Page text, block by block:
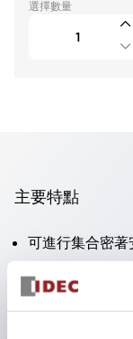
選擇數量
主要特點
可進行集合密著
附鎖選擇開關
防護結構為